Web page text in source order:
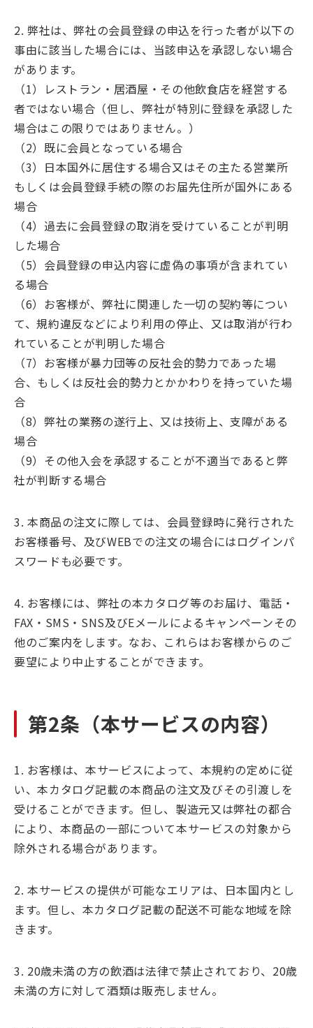
2. 弊社は、弊社の会員登録の申込を行った者が以下の
事由に該当した場合には、当該申込を承認しない場合
があります。
（1）レストラン・居酒屋・その他飲食店を経営する
者ではない場合（但し、弊社が特別に登録を承認した
場合はこの限りではありません。）
（2）既に会員となっている場合
（3）日本国外に居住する場合又はその主たる営業所
もしくは会員登録手続の際のお届先住所が国外にある
場合
（4）過去に会員登録の取消を受けていることが判明
した場合
（5）会員登録の申込内容に虚偽の事項が含まれてい
る場合
（6）お客様が、弊社に関連した一切の契約等につい
て、規約違反などにより利用の停止、又は取消が行わ
れていることが判明した場合
（7）お客様が暴力団等の反社会的勢力であった場
合、もしくは反社会的勢力とかかわりを持っていた場
合
（8）弊社の業務の遂行上、又は技術上、支障がある
場合
（9）その他入会を承認することが不適当であると弊
社が判断する場合
3. 本商品の注文に際しては、会員登録時に発行された
お客様番号、及びWEBでの注文の場合にはログインパ
スワードも必要です。
4. お客様には、弊社の本カタログ等のお届け、電話・
FAX・SMS・SNS及びEメールによるキャンペーンその
他のご案内をします。なお、これらはお客様からのご
要望により中止することができます。
第2条（本サービスの内容）
1. お客様は、本サービスによって、本規約の定めに従
い、本カタログ記載の本商品の注文及びその引渡しを
受けることができます。但し、製造元又は弊社の都合
により、本商品の一部について本サービスの対象から
除外される場合があります。
2. 本サービスの提供が可能なエリアは、日本国内とし
ます。但し、本カタログ記載の配送不可能な地域を除
きます。
3. 20歳未満の方の飲酒は法律で禁止されており、20歳
未満の方に対して酒類は販売しません。